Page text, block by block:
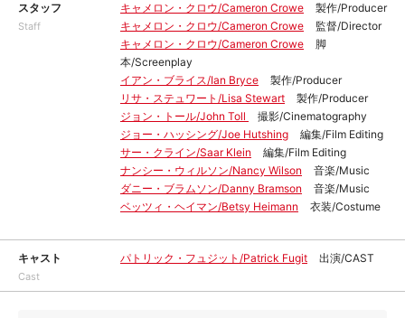
スタッフ
Staff
キャメロン・クロウ/Cameron Crowe
製作/Producer
キャメロン・クロウ/Cameron Crowe
監督/Director
キャメロン・クロウ/Cameron Crowe
脚
本/Screenplay
イアン・ブライス/Ian Bryce
製作/Producer
リサ・ステュワート/Lisa Stewart
製作/Producer
ジョン・トール/John Toll
撮影/Cinematography
ジョー・ハッシング/Joe Hutshing
編集/Film Editing
サー・クライン/Saar Klein
編集/Film Editing
ナンシー・ウィルソン/Nancy Wilson
音楽/Music
ダニー・ブラムソン/Danny Bramson
音楽/Music
ベッツィ・ヘイマン/Betsy Heimann
衣装/Costume
キャスト
Cast
パトリック・フュジット/Patrick Fugit 出演/CAST